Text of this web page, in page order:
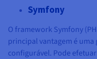
Symfony
O framework Symfony
principal vantagem é
configurável. Pode